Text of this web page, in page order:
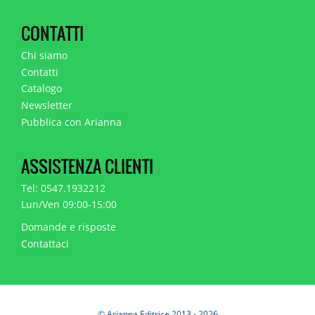
CONTATTI
Chi siamo
Contatti
Catalogo
Newsletter
Pubblica con Arianna
ASSISTENZA CLIENTI
Tel: 0547.1932212
Lun/Ven 09:00-15:00
Domande e risposte
Contattaci